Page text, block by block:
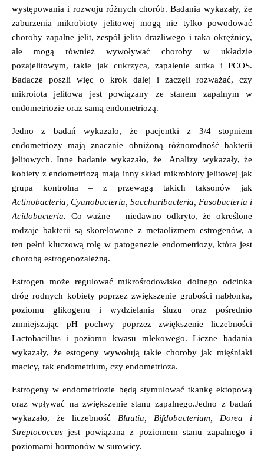
występowania i rozwoju różnych chorób. Badania wykazały, że
zaburzenia mikrobioty jelitowej mogą nie tylko powodować
choroby zapalne jelit, zespół jelita drażliwego i raka okrężnicy,
ale mogą również wywoływać choroby w układzie
pozajelitowym, takie jak cukrzyca, zapalenie sutka i PCOS.
Badacze poszli więc o krok dalej i zaczęli rozważać, czy
mikroiota jelitowa jest powiązany ze stanem zapalnym w
endometriozie oraz samą endometriozą.
Jedno z badań wykazało, że pacjentki z 3/4 stopniem
endometriozy mają znacznie obniżoną różnorodność bakterii
jelitowych. Inne badanie wykazało, że Analizy wykazały, że
kobiety z endometriozą mają inny skład mikrobioty jelitowej jak
grupa kontrolna – z przewagą takich taksonów jak
Actinobacteria, Cyanobacteria, Saccharibacteria, Fusobacteria i
Acidobacteria. Co ważne – niedawno odkryto, że określone
rodzaje bakterii są skorelowane z metaolizmem estrogenów, a
ten pełni kluczową rolę w patogenezie endometriozy, która jest
chorobą estrogenozależną.
Estrogen może regulować mikrośrodowisko dolnego odcinka
dróg rodnych kobiety poprzez zwiększenie grubości nabłonka,
poziomu glikogenu i wydzielania śluzu oraz pośrednio
zmniejszając pH pochwy poprzez zwiększenie liczebności
Lactobacillus i poziomu kwasu mlekowego. Liczne badania
wykazały, że estogeny wywołują takie choroby jak mięśniaki
macicy, rak endometrium, czy endometrioza.
Estrogeny w endometriozie będą stymulować tkankę ektopową
oraz wpływać na zwiększenie stanu zapalnego.Jedno z badań
wykazało, że ​​liczebność Blautia, Bifdobacterium, Dorea i
Streptococcus jest powiązana z poziomem stanu zapalnego i
poziomami hormonów w surowicy.